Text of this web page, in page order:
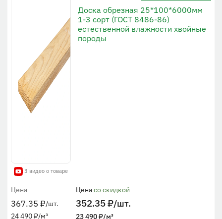
3 видео о товаре
Доска обрезная 25*100*6000мм
1-3 сорт (ГОСТ 8486-86)
естественной влажности хвойные
породы
Цена
367.35 ₽/шт.
24 490₽/м³
Ценасо скидкой
352.35₽/шт.
23 490₽/м³